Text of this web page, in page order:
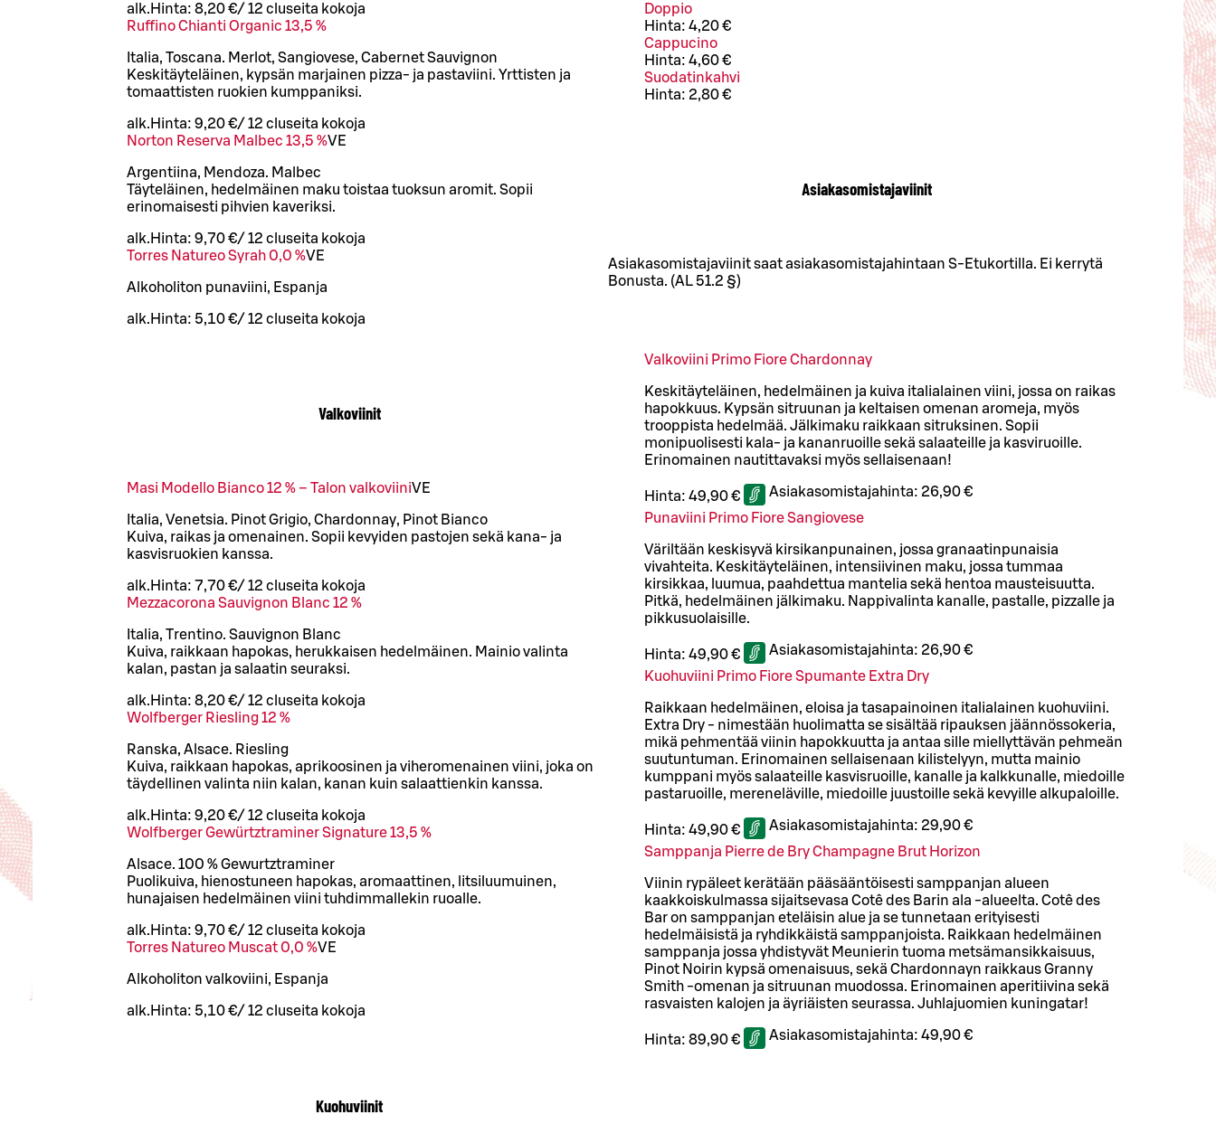
alk. Hinta: 8,20 €/ 12 cl useita kokoja
Ruffino Chianti Organic 13,5 %
Italia, Toscana. Merlot, Sangiovese, Cabernet Sauvignon
Keskitäyteläinen, kypsän marjainen pizza- ja pastaviini. Yrttisten ja
tomaattisten ruokien kumppaniksi.
alk. Hinta: 9,20 €/ 12 cl useita kokoja
Norton Reserva Malbec 13,5 %VE
Argentiina, Mendoza. Malbec
Täyteläinen, hedelmäinen maku toistaa tuoksun aromit. Sopii
erinomaisesti pihvien kaveriksi.
alk. Hinta: 9,70 €/ 12 cl useita kokoja
Torres Natureo Syrah 0,0 %VE
Alkoholiton punaviini, Espanja
alk. Hinta: 5,10 €/ 12 cl useita kokoja
Valkoviinit
Masi Modello Bianco 12 % – Talon valkoviiniVE
Italia, Venetsia. Pinot Grigio, Chardonnay, Pinot Bianco
Kuiva, raikas ja omenainen. Sopii kevyiden pastojen sekä kana- ja
kasvisruokien kanssa.
alk. Hinta: 7,70 €/ 12 cl useita kokoja
Mezzacorona Sauvignon Blanc 12 %
Italia, Trentino. Sauvignon Blanc
Kuiva, raikkaan hapokas, herukkaisen hedelmäinen. Mainio valinta
kalan, pastan ja salaatin seuraksi.
alk. Hinta: 8,20 €/ 12 cl useita kokoja
Wolfberger Riesling 12 %
Ranska, Alsace. Riesling
Kuiva, raikkaan hapokas, aprikoosinen ja viheromenainen viini, joka on
täydellinen valinta niin kalan, kanan kuin salaattienkin kanssa.
alk. Hinta: 9,20 €/ 12 cl useita kokoja
Wolfberger Gewürtztraminer Signature 13,5 %
Alsace. 100 % Gewurtztraminer
Puolikuiva, hienostuneen hapokas, aromaattinen, litsiluumuinen,
hunajaisen hedelmäinen viini tuhdimmallekin ruoalle.
alk. Hinta: 9,70 €/ 12 cl useita kokoja
Torres Natureo Muscat 0,0 %VE
Alkoholiton valkoviini, Espanja
alk. Hinta: 5,10 €/ 12 cl useita kokoja
Kuohuviinit
Doppio
Hinta: 4,20 €
Cappucino
Hinta: 4,60 €
Suodatinkahvi
Hinta: 2,80 €
Asiakasomistajaviinit
Asiakasomistajaviinit saat asiakasomistajahintaan S-Etukortilla. Ei kerrytä
Bonusta. (AL 51.2 §)
Valkoviini Primo Fiore Chardonnay
Keskitäyteläinen, hedelmäinen ja kuiva italialainen viini, jossa on raikas
hapokkuus. Kypsän sitruunan ja keltaisen omenan aromeja, myös
trooppista hedelmää. Jälkimaku raikkaan sitruksinen. Sopii
monipuolisesti kala- ja kananruoille sekä salaateille ja kasviruoille.
Erinomainen nautittavaksi myös sellaisenaan!
Hinta: 49,90 € Asiakasomistajahinta: 26,90 €
Punaviini Primo Fiore Sangiovese
Väriltään keskisyvä kirsikanpunainen, jossa granaatinpunaisia
vivahteita. Keskitäyteläinen, intensiivinen maku, jossa tummaa
kirsikkaa, luumua, paahdettua mantelia sekä hentoa mausteisuutta.
Pitkä, hedelmäinen jälkimaku. Nappivalinta kanalle, pastalle, pizzalle ja
pikkusuolaisille.
Hinta: 49,90 € Asiakasomistajahinta: 26,90 €
Kuohuviini Primo Fiore Spumante Extra Dry
Raikkaan hedelmäinen, eloisa ja tasapainoinen italialainen kuohuviini.
Extra Dry - nimestään huolimatta se sisältää ripauksen jäännössokeria,
mikä pehmentää viinin hapokkuutta ja antaa sille miellyttävän pehmeän
suutuntuman. Erinomainen sellaisenaan kilistelyyn, mutta mainio
kumppani myös salaateille kasvisruoille, kanalle ja kalkkunalle, miedoille
pastaruoille, mereneläville, miedoille juustoille sekä kevyille alkupaloille.
Hinta: 49,90 € Asiakasomistajahinta: 29,90 €
Samppanja Pierre de Bry Champagne Brut Horizon
Viinin rypäleet kerätään pääsääntöisesti samppanjan alueen
kaakkoiskulmassa sijaitsevasa Cotê des Barin ala -alueelta. Cotê des
Bar on samppanjan eteläisin alue ja se tunnetaan erityisesti
hedelmäisistä ja ryhdikkäistä samppanjoista. Raikkaan hedelmäinen
samppanja jossa yhdistyvät Meunierin tuoma metsämansikkaisuus,
Pinot Noirin kypsä omenaisuus, sekä Chardonnayn raikkaus Granny
Smith -omenan ja sitruunan muodossa. Erinomainen aperitiivina sekä
rasvaisten kalojen ja äyriäisten seurassa. Juhlajuomien kuningatar!
Hinta: 89,90 € Asiakasomistajahinta: 49,90 €